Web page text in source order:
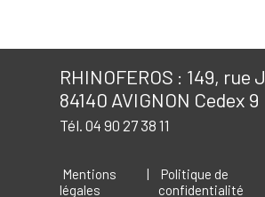
RHINOFEROS : 149,
84140 AVIGNON Cedex 9
Tél. 04 90 27 38 11
Mentions
légales
|
Politique de
confidentialité